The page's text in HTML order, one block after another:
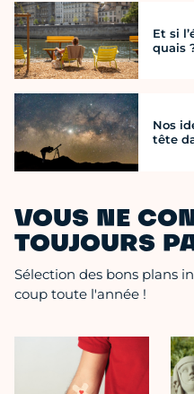
Et si
quais
Nos
tête
VOUS NE
TOUJOURS
Sélection des bons plans
coup toute l'année !